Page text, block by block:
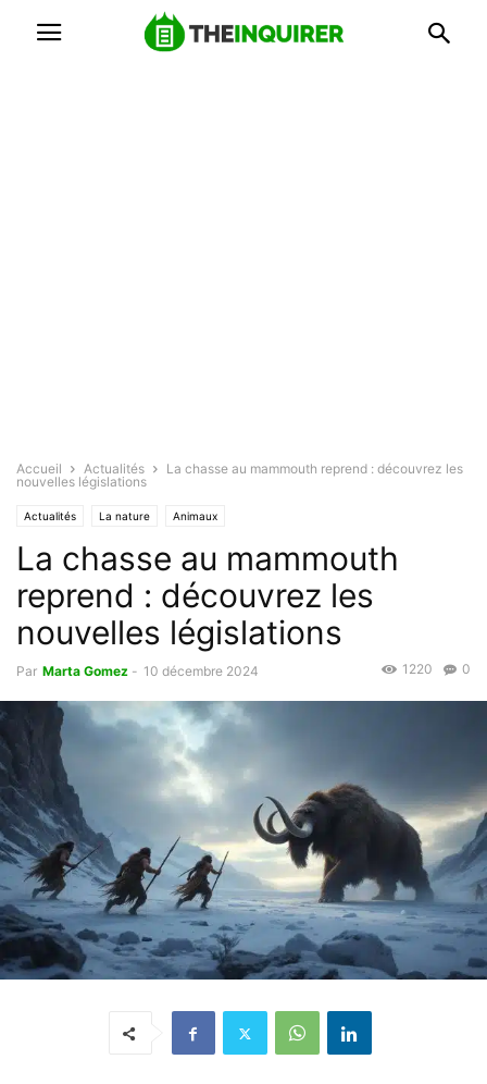
Accueil Actualités
La chasse au mammouth reprend : découvrez les
nouvelles législations
Actualités La nature Animaux
La chasse au mammouth
reprend : découvrez les
nouvelles législations
Par Marta Gomez - 10 décembre 2024 0
1220